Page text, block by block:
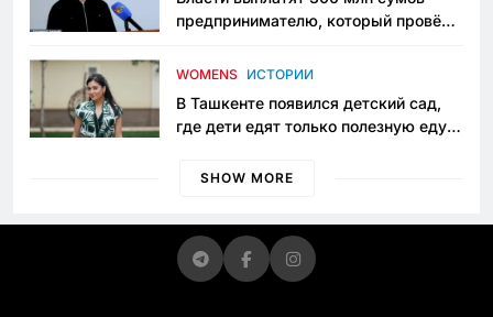
предпринимателю, который провёл
приговору
WOMENS ИСТОРИИ
В Ташкенте появился детский сад,
где дети едят только полезную еду.
просить «кашу без сахара»
SHOW MORE